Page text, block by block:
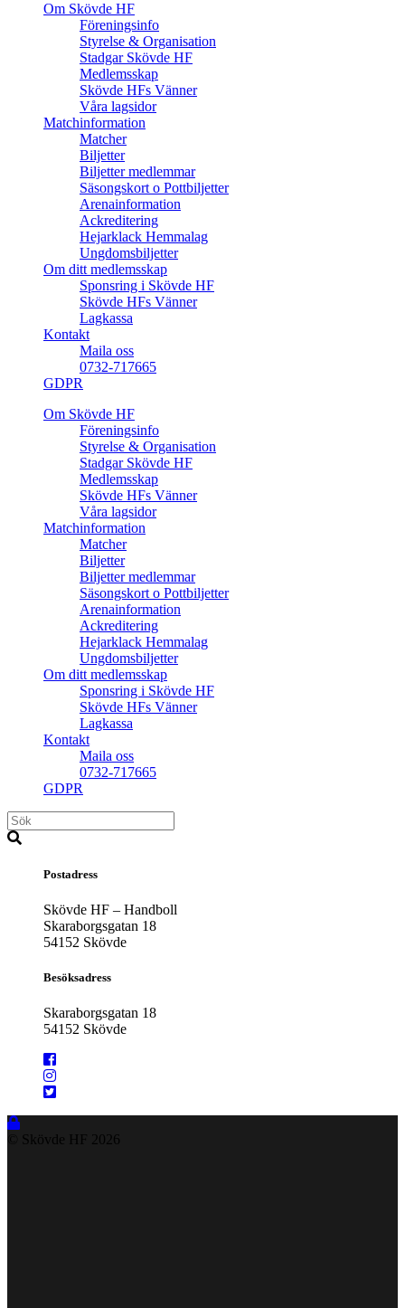
Om Skövde HF
Föreningsinfo
Styrelse & Organisation
Stadgar Skövde HF
Medlemsskap
Skövde HFs Vänner
Våra lagsidor
Matchinformation
Matcher
Biljetter
Biljetter medlemmar
Säsongskort o Pottbiljetter
Arenainformation
Ackreditering
Hejarklack Hemmalag
Ungdomsbiljetter
Om ditt medlemsskap
Sponsring i Skövde HF
Skövde HFs Vänner
Lagkassa
Kontakt
Maila oss
0732-717665
GDPR
Om Skövde HF
Föreningsinfo
Styrelse & Organisation
Stadgar Skövde HF
Medlemsskap
Skövde HFs Vänner
Våra lagsidor
Matchinformation
Matcher
Biljetter
Biljetter medlemmar
Säsongskort o Pottbiljetter
Arenainformation
Ackreditering
Hejarklack Hemmalag
Ungdomsbiljetter
Om ditt medlemsskap
Sponsring i Skövde HF
Skövde HFs Vänner
Lagkassa
Kontakt
Maila oss
0732-717665
GDPR
Postadress
Skövde HF – Handboll
Skaraborgsgatan 18
54152 Skövde
Besöksadress
Skaraborgsgatan 18
54152 Skövde
© Skövde HF 2026